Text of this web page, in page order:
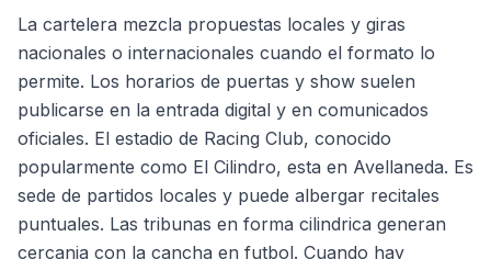
La cartelera mezcla propuestas locales y giras
nacionales o internacionales cuando el formato lo
permite. Los horarios de puertas y show suelen
publicarse en la entrada digital y en comunicados
oficiales. El estadio de Racing Club, conocido
popularmente como El Cilindro, esta en Avellaneda. Es
sede de partidos locales y puede albergar recitales
puntuales. Las tribunas en forma cilindrica generan
cercania con la cancha en futbol. Cuando hay